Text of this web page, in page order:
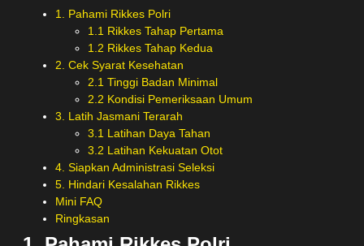
1. Pahami Rikkes Polri
1.1 Rikkes Tahap Pertama
1.2 Rikkes Tahap Kedua
2. Cek Syarat Kesehatan
2.1 Tinggi Badan Minimal
2.2 Kondisi Pemeriksaan Umum
3. Latih Jasmani Terarah
3.1 Latihan Daya Tahan
3.2 Latihan Kekuatan Otot
4. Siapkan Administrasi Seleksi
5. Hindari Kesalahan Rikkes
Mini FAQ
Ringkasan